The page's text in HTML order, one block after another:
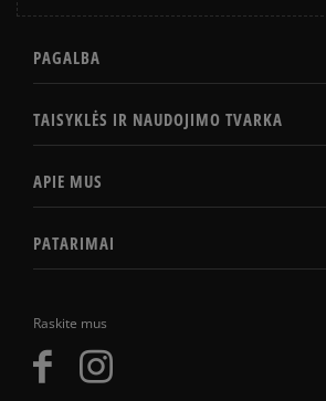
Raskite mus
PAGALBA
TAISYKLĖS IR NAUDOJIMO TVARKA
APIE MUS
PATARIMAI